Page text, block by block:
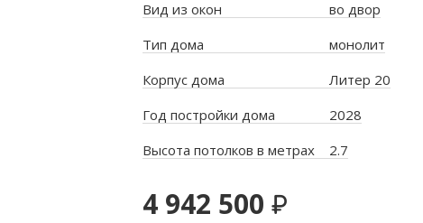
Вид из окон
во двор
Тип дома
монолит
Корпус дома
Литер 20
Год постройки дома
2028
Высота потолков в метрах
2.7
4 942 500